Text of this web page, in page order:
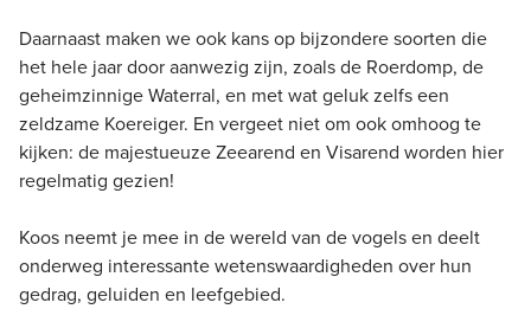
Daarnaast maken we ook kans op bijzondere soorten die
het hele jaar door aanwezig zijn, zoals de Roerdomp, de
geheimzinnige Waterral, en met wat geluk zelfs een
zeldzame Koereiger. En vergeet niet om ook omhoog te
kijken: de majestueuze Zeearend en Visarend worden hier
regelmatig gezien!
Koos neemt je mee in de wereld van de vogels en deelt
onderweg interessante wetenswaardigheden over hun
gedrag, geluiden en leefgebied.